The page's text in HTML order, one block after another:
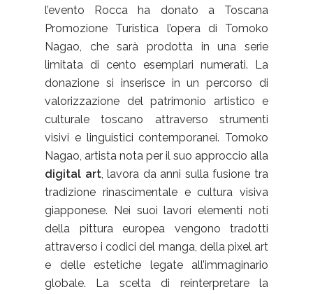
l’evento Rocca ha donato a Toscana
Promozione Turistica l’opera di Tomoko
Nagao, che sarà prodotta in una serie
limitata di cento esemplari numerati. La
donazione si inserisce in un percorso di
valorizzazione del patrimonio artistico e
culturale toscano attraverso strumenti
visivi e linguistici contemporanei. Tomoko
Nagao, artista nota per il suo approccio alla
digital art, lavora da anni sulla fusione tra
tradizione rinascimentale e cultura visiva
giapponese. Nei suoi lavori elementi noti
della pittura europea vengono tradotti
attraverso i codici del manga, della pixel art
e delle estetiche legate all’immaginario
globale. La scelta di reinterpretare la